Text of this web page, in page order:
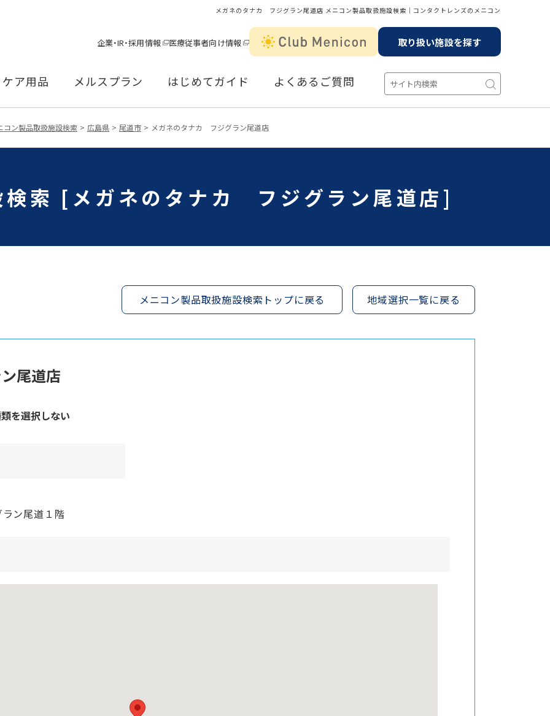
メガネのタナカ フジグラン尾道店 メニコン製品取扱施設検索│コンタクトレンズのメニコン
企業・IR・採用情報 医療従事者向け情報 取り扱い施設を探す
ケア用品 メルスプラン はじめてガイド よくあるご質問
コン製品取扱施設検索 広島県 尾道市 メガネのタナカ フジグラン尾道店
検索 [メガネのタナカ フジグラン尾道店]
メニコン製品取扱施設検索トップに戻る 地域選択一覧に戻る
尾道店
を選択しない
ン尾道１階